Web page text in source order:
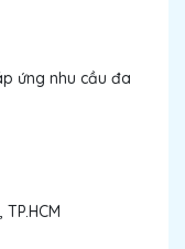
ứng nhu cầu đa